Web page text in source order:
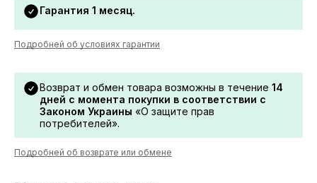
Гарантия 1 месяц.
Подробней об условиях гарантии
Возврат и обмен товара возможны в течение 14
дней с момента покупки в соответствии с
Законом Украины «О защите прав
потребителей».
Подробней об возврате или обмене